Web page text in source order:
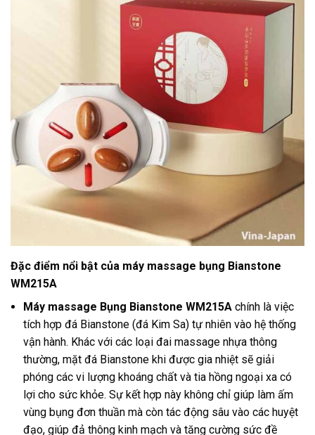
Đặc điểm nổi bật của máy massage bụng Bianstone
WM215A
Máy massage Bụng Bianstone WM215A chính là việc
tích hợp đá Bianstone (đá Kim Sa) tự nhiên vào hệ thống
vận hành. Khác với các loại đai massage nhựa thông
thường, mặt đá Bianstone khi được gia nhiệt sẽ giải
phóng các vi lượng khoáng chất và tia hồng ngoại xa có
lợi cho sức khỏe. Sự kết hợp này không chỉ giúp làm ấm
vùng bụng đơn thuần mà còn tác động sâu vào các huyệt
đạo, giúp đả thông kinh mạch và tăng cường sức đề